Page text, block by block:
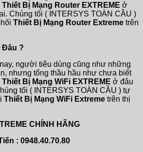
Thiết Bị Mạng Router EXTREME ở
Chúng tối ( INTERSYS TOÀN CẦU )
Thiết Bị Mạng Router Extreme trên
Đâu ?
người tiêu dùng cũng như những
nhưng tổng thầu hầu như chưa biết
Thiết Bị Mạng WiFi EXTREME ở đâu
tối ( INTERSYS TOÀN CẦU ) tự
Thiết Bị Mạng WiFi Extreme trên thị
CHÍNH HÃNG
: 0948.40.70.80